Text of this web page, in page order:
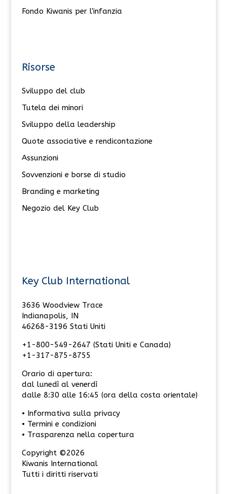
Fondo Kiwanis per l'infanzia
Risorse
Sviluppo del club
Tutela dei minori
Sviluppo della leadership
Quote associative e rendicontazione
Assunzioni
Sovvenzioni e borse di studio
Branding e marketing
Negozio del Key Club
Key Club International
3636 Woodview Trace
Indianapolis, IN
46268-3196 Stati Uniti
+1-800-549-2647 (Stati Uniti e Canada)
+1-317-875-8755
Orario di apertura:
dal lunedì al venerdì
dalle 8:30 alle 16:45 (ora della costa orientale)
• Informativa sulla privacy
• Termini e condizioni
• Trasparenza nella copertura
Copyright ©2026
Kiwanis International
Tutti i diritti riservati